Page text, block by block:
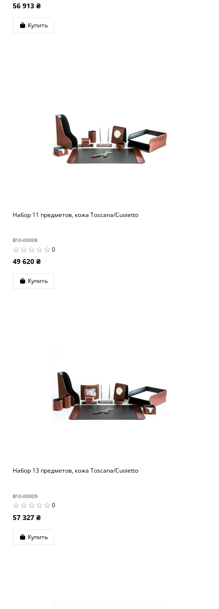
56 913 ₴
Купить
Набор 11 предметов, кожа Toscana/Cuoietto
B10-00008
0
49 620 ₴
Купить
Набор 13 предметов, кожа Toscana/Cuoietto
B10-00009
0
57 327 ₴
Купить